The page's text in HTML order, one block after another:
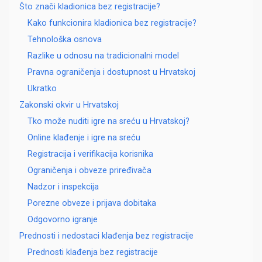
Što znači kladionica bez registracije?
Kako funkcionira kladionica bez registracije?
Tehnološka osnova
Razlike u odnosu na tradicionalni model
Pravna ograničenja i dostupnost u Hrvatskoj
Ukratko
Zakonski okvir u Hrvatskoj
Tko može nuditi igre na sreću u Hrvatskoj?
Online klađenje i igre na sreću
Registracija i verifikacija korisnika
Ograničenja i obveze priređivača
Nadzor i inspekcija
Porezne obveze i prijava dobitaka
Odgovorno igranje
Prednosti i nedostaci klađenja bez registracije
Prednosti klađenja bez registracije